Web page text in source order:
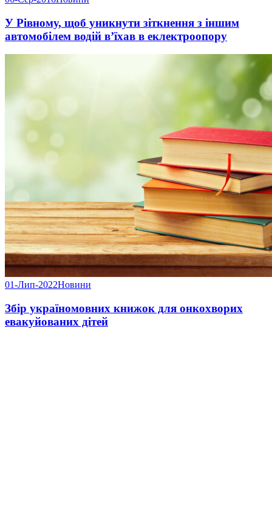
У Рівному, щоб уникнути зіткнення з іншим
автомобілем водій в’їхав в еклектроопору
01-Лип-2022Новини
Збір україномовних книжок для онкохворих
евакуйованих дітей